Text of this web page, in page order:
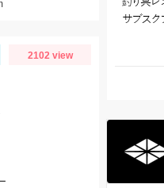
2102 view
サブスク